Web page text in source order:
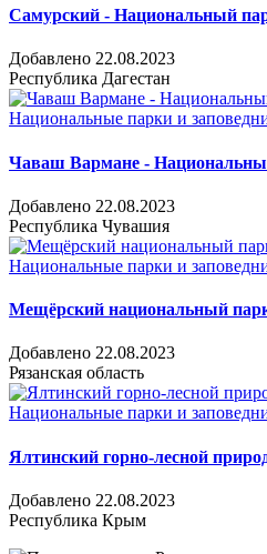
Самурский - Национальный
Добавлено 22.08.2023
Республика Дагестан
Национальные парки и
Чаваш Вармане -
Добавлено 22.08.2023
Республика Чувашия
Национальные парки и
Мещёрский национальный
Добавлено 22.08.2023
Рязанская область
Национальные парки и
Ялтинский горно-лесной
Добавлено 22.08.2023
Республика Крым